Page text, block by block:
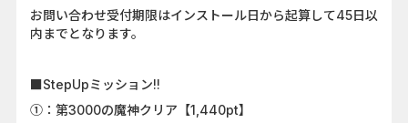
お問い合わせ受付期限はインストール日から起算して45日以
内までとなります。
■StepUpミッション!!
①：第3000の魔神クリア【1,440pt】